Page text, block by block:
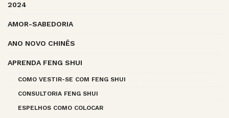
2024
AMOR-SABEDORIA
ANO NOVO CHINÊS
APRENDA FENG SHUI
COMO VESTIR-SE COM FENG SHUI
CONSULTORIA FENG SHUI
ESPELHOS COMO COLOCAR